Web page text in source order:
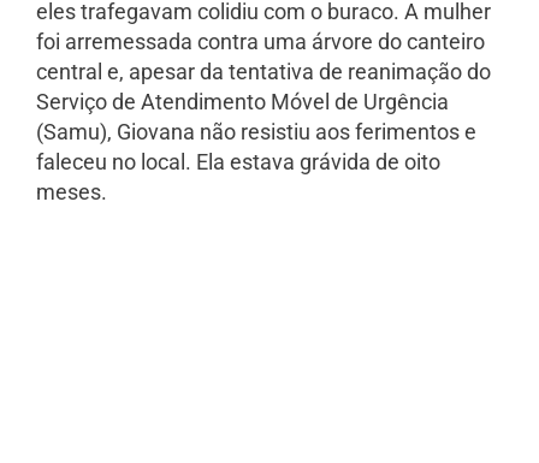
eles trafegavam colidiu com o buraco. A mulher
foi arremessada contra uma árvore do canteiro
central e, apesar da tentativa de reanimação do
Serviço de Atendimento Móvel de Urgência
(Samu), Giovana não resistiu aos ferimentos e
faleceu no local. Ela estava grávida de oito
meses.